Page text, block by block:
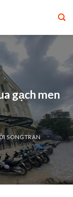
gạch men
SONGTRAN